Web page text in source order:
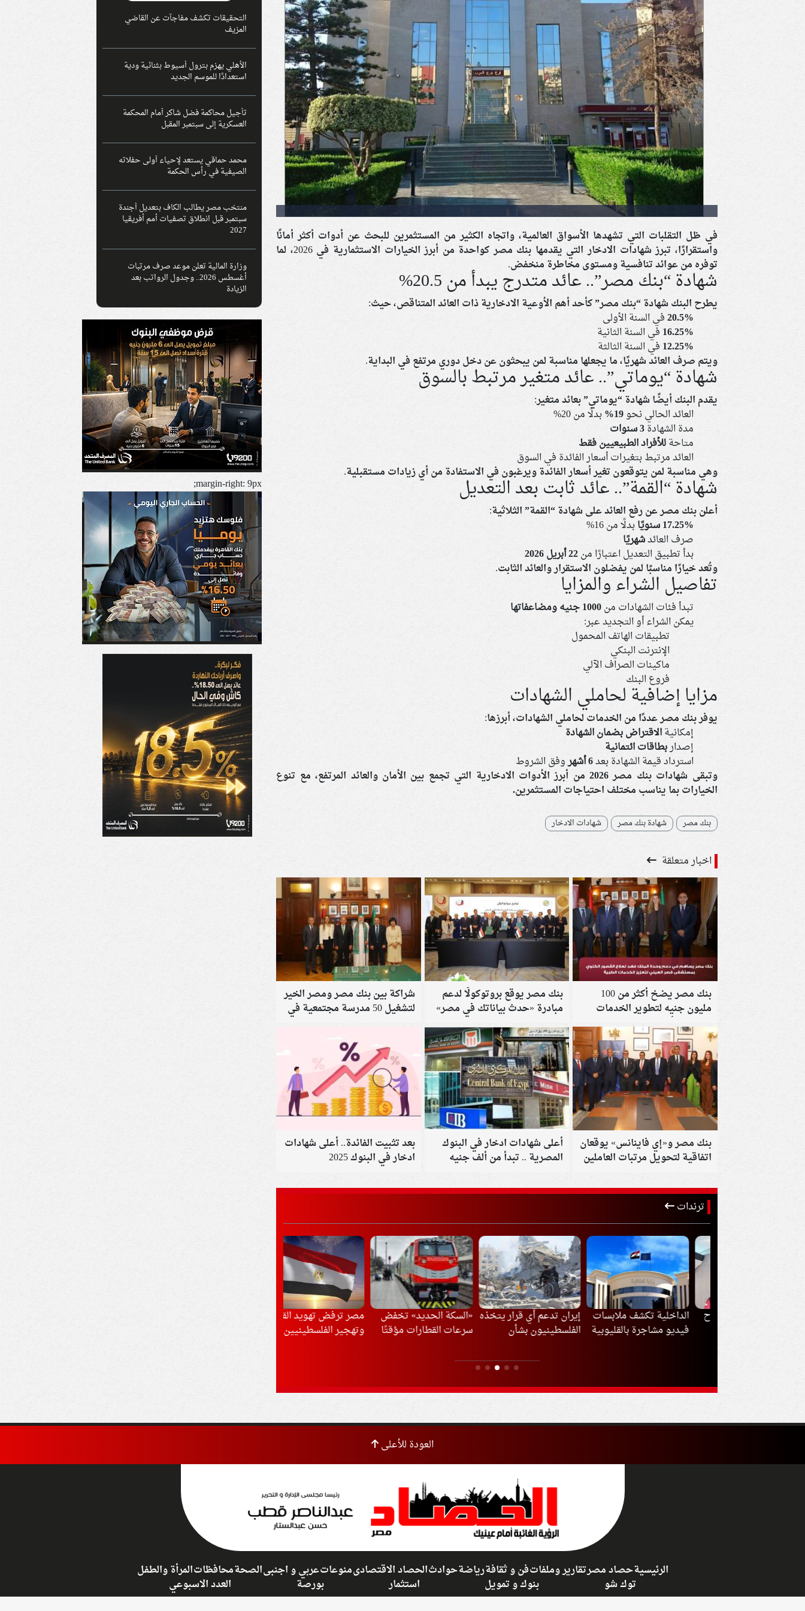
في ظل التقلبات التي تشهدها الأسواق العالمية، واتجاه الكثير من المستثمرين للبحث عن أدوات أكثر أمانًا
واستقرارًا، تبرز شهادات الادخار التي يقدمها بنك مصر كواحدة من أبرز الخيارات الاستثمارية في 2026، لما
توفره من عوائد تنافسية ومستوى مخاطرة منخفض.
شهادة “بنك مصر”.. عائد متدرج يبدأ من 20.5%
يطرح البنك شهادة“بنك مصر”كأحد أهم الأوعية الادخارية ذات العائد المتناقص، حيث:
20.5%في السنة الأولى
16.25% في السنة الثانية
12.25% في السنة الثالثة
ويتم صرف العائدشهريًا، ما يجعلها مناسبة لمن يبحثون عن دخل دوري مرتفع في البداية.
شهادة “يوماتي”.. عائد متغير مرتبط بالسوق
يقدم البنك أيضًا شهادة“يوماتي”بعائد متغير:
العائد الحالي نحو19%
بدلًا من 20%
مدة الشهادة3 سنوات
متاحةللأفراد الطبيعيين فقط
العائد مرتبط بتغيرات أسعار الفائدة في السوق
وهي مناسبة لمن يتوقعون تغير أسعار الفائدة ويرغبون في الاستفادة من أي زيادات مستقبلية.
شهادة “القمة”.. عائد ثابت بعد التعديل
أعلن بنك مصر عن رفع العائد على شهادة“القمة”الثلاثية:
17.25% سنويًا
بدلًا من 16%
صرف العائدشهريًا
بدأ تطبيق التعديل اعتبارًا من22 أبريل 2026
وتُعد خيارًا مناسبًا لمن يفضلون الاستقرار والعائد الثابت.
تفاصيل الشراء والمزايا
تبدأ فئات الشهادات من1000 جنيه ومضاعفاتها
يمكن الشراء أو التجديد عبر:
تطبيقات الهاتف المحمول
الإنترنت البنكي
ماكينات الصراف الآلي
فروع البنك
مزايا إضافية لحاملي الشهادات
يوفر بنك مصر عددًا من الخدمات لحاملي الشهادات، أبرزها:
إمكانيةالاقتراض بضمان الشهادة
إصداربطاقات ائتمانية
استرداد قيمة الشهادة بعد6 أشهر
وفق الشروط
وتبقى شهادات بنك مصر 2026 من أبرز الأدوات الادخارية التي تجمع بين الأمان والعائد المرتفع، مع تنوع
الخيارات بما يناسب مختلف احتياجات المستثمرين.
بنك مصر شهادة بنك مصر شهادات الادخار
اخبار متعلقة
بنك مصر يضخ أكثر من 100
مليون جنيه لتطوير الخدمات
الصحية بأربع مؤسسات طبية
بنك مصر يوقع بروتوكولًا لدعم
مبادرة «حدث بياناتك في مصر»
شراكة بين بنك مصر ومصر الخير
لتشغيل 50 مدرسة مجتمعية في
بنك مصر و«إي فاينانس» يوقعان
اتفاقية لتحويل مرتبات العاملين
أعلى شهادات ادخار في البنوك
المصرية .. تبدأ من ألف جنيه
بعد تثبيت الفائدة.. أعلى شهادات
ادخار في البنوك 2025
ترندات
الداخلية تكشف ملابسات
فيديو مشاجرة بالقليوبية
إيران تدعم أي قرار يتخذه
الفلسطينيون بشأن
«السكة الحديد» تخفض
سرعات القطارات مؤقتًا
مصر ترفض تهويد القدس
وتهجير الفلسطينيين
التحقيقات تكشف مفاجآت عن القاضي
المزيف
الأهلي يهزم بترول أسيوط بثنائية ودية
استعدادًا للموسم الجديد
تأجيل محاكمة فضل شاكر أمام المحكمة
العسكرية إلى سبتمبر المقبل
محمد حماقي يستعد لإحياء أولى حفلاته
الصيفية في رأس الحكمة
منتخب مصر يطالب الكاف بتعديل أجندة
سبتمبر قبل انطلاق تصفيات أمم أفريقيا
2027
وزارة المالية تعلن موعد صرف مرتبات
أغسطس 2026.. وجدول الرواتب بعد
الزيادة
margin-right: 9px;
العودة للأعلى
الرئيسيةحصاد مصرتقارير وملفاتفن و ثقافةرياضةحوادثالحصاد الاقتصادىمنوعاتعربي و اجنبىالصحةمحافظاتالمرأة والطفل
توك شو
بنوك و تمويل استثمار بورصة العدد الاسبوعي